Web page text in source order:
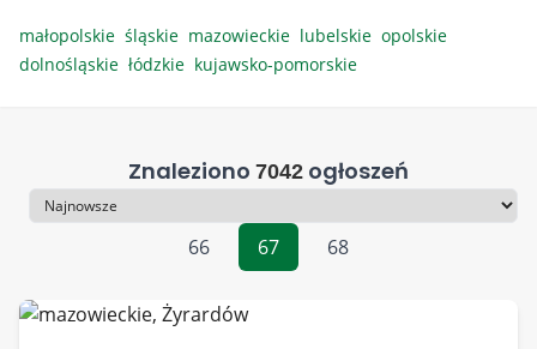
małopolskie śląskie mazowieckie lubelskie opolskie
dolnośląskie łódzkie kujawsko-pomorskie
Znaleziono 7042 ogłoszeń
Sortowanie
66
67 68